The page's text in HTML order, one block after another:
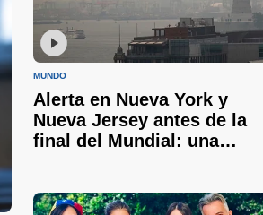
MUNDO
Alerta en Nueva York y
Nueva Jersey antes de la
final del Mundial: una